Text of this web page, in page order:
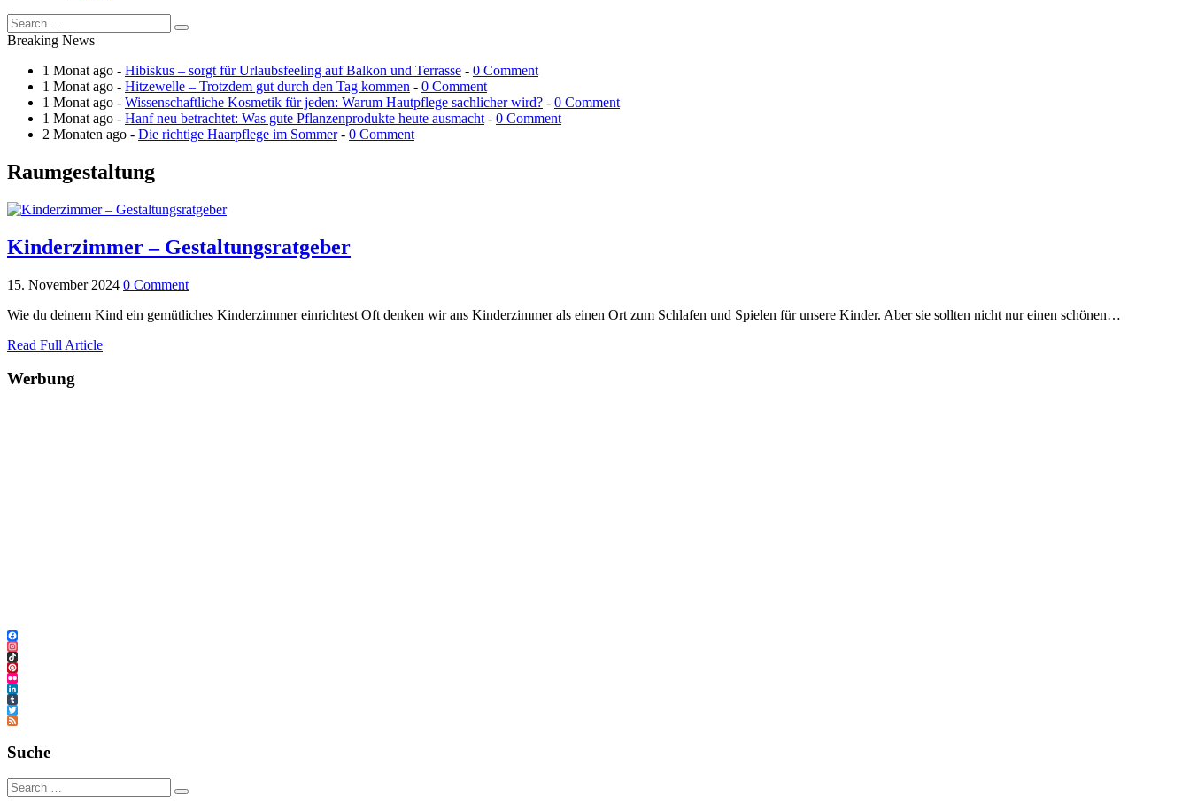
Breaking News
1 Monat ago - Hibiskus – sorgt für Urlaubsfeeling auf Balkon und Terrasse - 0 Comment
1 Monat ago - Hitzewelle – Trotzdem gut durch den Tag kommen - 0 Comment
1 Monat ago - Wissenschaftliche Kosmetik für jeden: Warum Hautpflege sachlicher wird? - 0 Comment
1 Monat ago - Hanf neu betrachtet: Was gute Pflanzenprodukte heute ausmacht - 0 Comment
2 Monaten ago - Die richtige Haarpflege im Sommer- 0 Comment
Raumgestaltung
Kinderzimmer – Gestaltungsratgeber
15. November 2024 0 Comment
Wie du deinem Kind ein gemütliches Kinderzimmer einrichtest Oft denken wir ans Kinderzimmer als einen Ort zum Schlafen und Spielen für unsere Kinder. Aber sie sollten nicht nur einen schönen…
Read Full Article
Werbung
Facebook
Instagram
TikTok
Pinterest
Flickr
LinkedIn
Tumblr
Twitter
Feed
Suche